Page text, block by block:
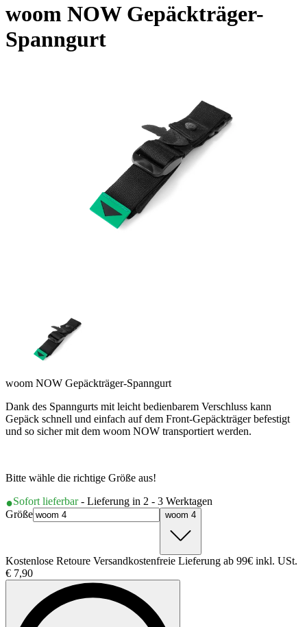
woom NOW Gepäckträger-
Spanngurt
woom NOW Gepäckträger-Spanngurt
Dank des Spanngurts mit leicht bedienbarem Verschluss kann
Gepäck schnell und einfach auf dem Front-Gepäckträger befestigt
und so sicher mit dem woom NOW transportiert werden.
Bitte wähle die richtige Größe aus!
Sofort lieferbar- Lieferung in 2 - 3 Werktagen
Größe
woom 4
Kostenlose Retoure Versandkostenfreie Lieferung ab 99€ inkl. USt.
€ 7,90